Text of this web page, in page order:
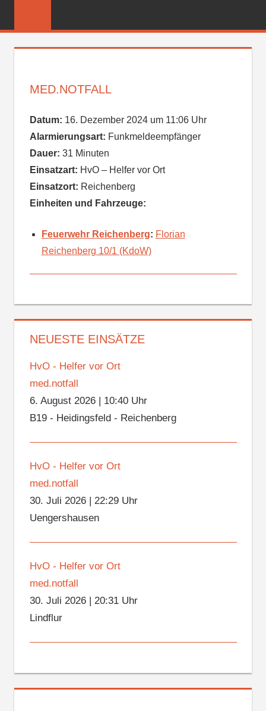
FEUERWEHR
MED.NOTFALL
Datum: 16. Dezember 2024 um 11:06 Uhr
Alarmierungsart: Funkmeldeempfänger
Dauer: 31 Minuten
Einsatzart: HvO – Helfer vor Ort
Einsatzort: Reichenberg
Einheiten und Fahrzeuge:
Feuerwehr Reichenberg: Florian
Reichenberg 10/1 (KdoW)
NEUESTE EINSÄTZE
HvO - Helfer vor Ort
med.notfall
6. August 2026| 10:40 Uhr
B19 - Heidingsfeld - Reichenberg
HvO - Helfer vor Ort
med.notfall
30. Juli 2026| 22:29 Uhr
Uengershausen
HvO - Helfer vor Ort
med.notfall
30. Juli 2026| 20:31 Uhr
Lindflur